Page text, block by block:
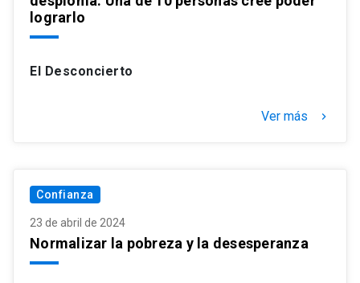
lograrlo
El Desconcierto
Ver más keyboard_arrow_right
Confianza
23 de abril de 2024
Normalizar la pobreza y la desesperanza